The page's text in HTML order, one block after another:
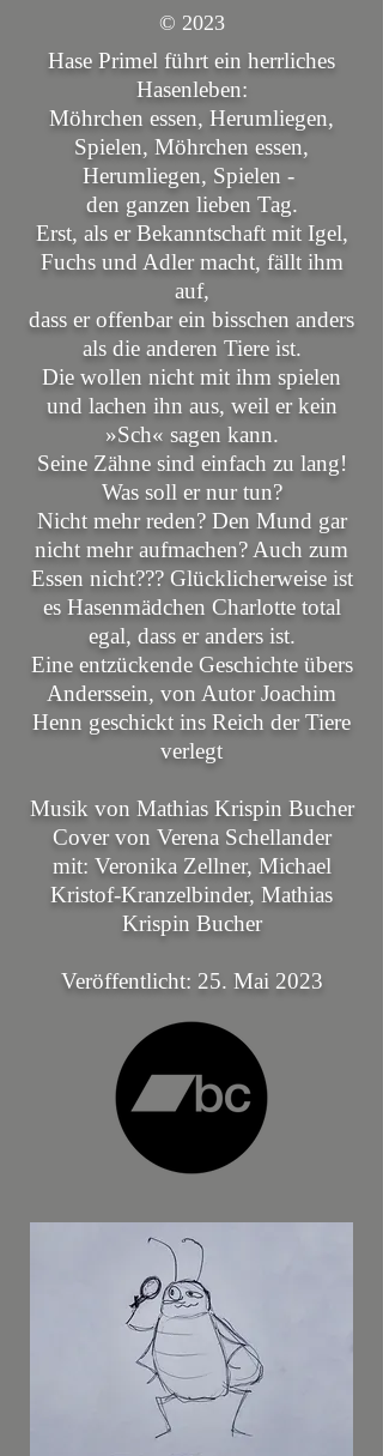
© 2023
Hase Primel führt ein herrliches
Hasenleben:
Möhrchen essen, Herumliegen,
Spielen, Möhrchen essen,
Herumliegen, Spielen -
den ganzen lieben Tag.
Erst, als er Bekanntschaft mit Igel,
Fuchs und Adler macht, fällt ihm
auf,
dass er offenbar ein bisschen anders
als die anderen Tiere ist.
Die wollen nicht mit ihm spielen
und lachen ihn aus, weil er kein
»Sch« sagen kann.
Seine Zähne sind einfach zu lang!
Was soll er nur tun?
Nicht mehr reden? Den Mund gar
nicht mehr aufmachen? Auch zum
Essen nicht??? Glücklicherweise ist
es Hasenmädchen Charlotte total
egal, dass er anders ist.
Eine entzückende Geschichte übers
Anderssein, von Autor Joachim
Henn geschickt ins Reich der Tiere
verlegt
Musik von Mathias Krispin Bucher
Cover von Verena Schellander
mit: Veronika Zellner, Michael
Kristof-Kranzelbinder, Mathias
Krispin Bucher
Veröffentlicht: 25. Mai 2023